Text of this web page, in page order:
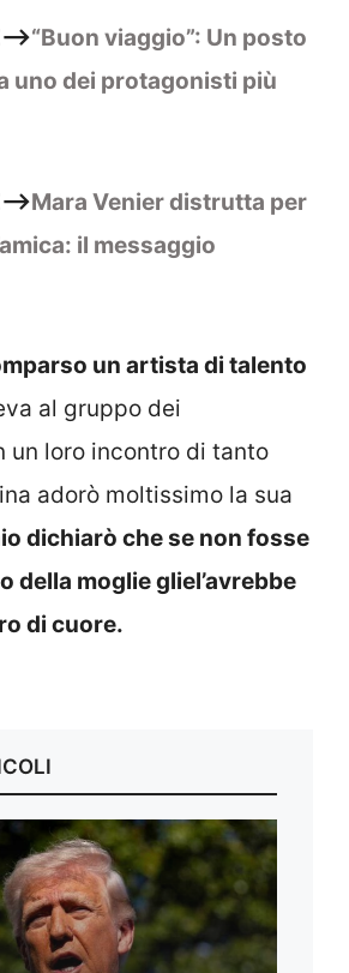
“Buon viaggio”: Un posto
uno dei protagonisti più
Mara Venier distrutta per
il messaggio
un artista di talento
al gruppo dei
un loro incontro di tanto
adorò moltissimo la sua
dichiarò che se non fosse
della moglie gliel’avrebbe
di cuore.